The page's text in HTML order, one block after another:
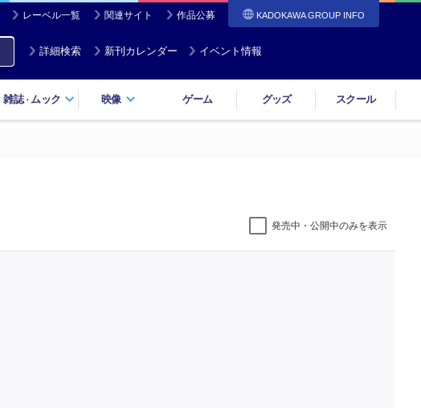
レーベル一覧 関連サイト 作品公募 KADOKAWA GROUP INFO
詳細検索 新刊カレンダー イベント情報
雑誌・ ムック 映像 ゲーム グッズ スクール
発売中・公開中のみを表示